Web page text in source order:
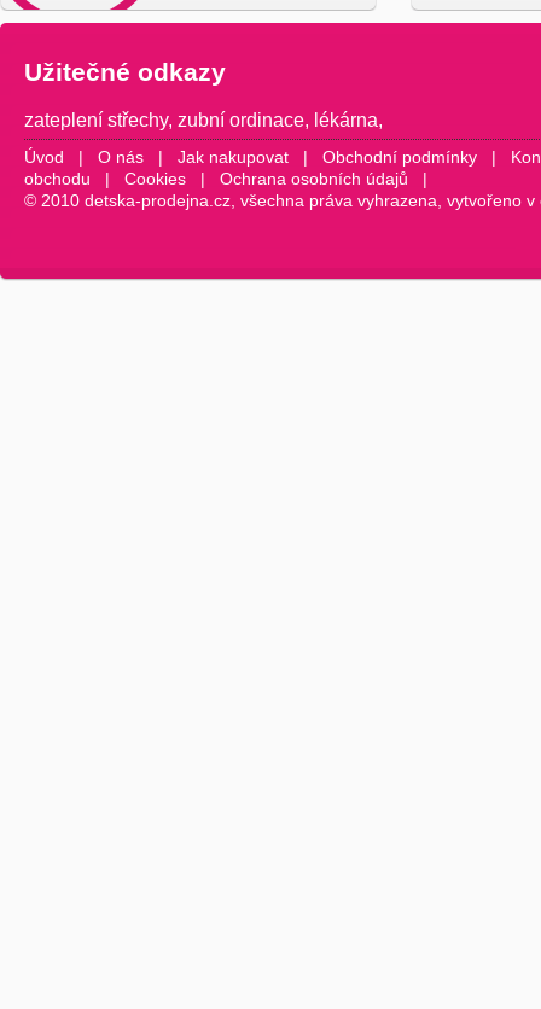
Užitečné odkazy
zateplení střechy, zubní ordinace, lékárna,
Úvod | O nás | Jak nakupovat | Obchodní podmínky |
obchodu | Cookies | Ochrana osobních údajů |
© 2010 detska-prodejna.cz, všechna práva vyhrazena, vytvořeno v